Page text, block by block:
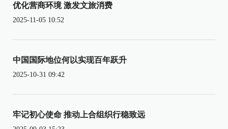
优化营商环境 激发文旅消费
2025-11-05 10:52
中国国际地位何以实现百年跃升
2025-10-31 09:42
牢记初心使命 推动上合组织行稳致远